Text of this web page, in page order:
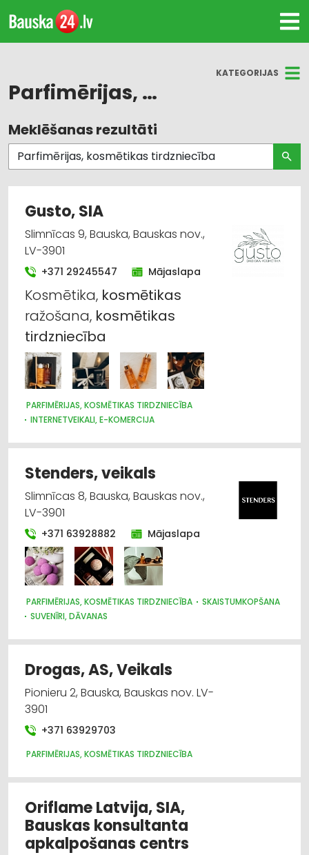
KATEGORIJAS
Parfimērijas, kosmētikas tirdzniecība
Visas nozares
Parfimērijas, kosmētikas tirdzniecība
Internetveikali, e-komercija
Parfimērijas, kosmētikas vairumtirdzniecība
Pārtikas piedevas, garšvielas, uztura
bagātinātāji
Suvenīri, dāvanas
Medicīnas tehnika, instrumenti, preces un
piederumi
Parfimērijas, kosmētikas ražošana
Agroķīmija, mēslošanas līdzekļi
Meklēšanas rezultāti
Gusto, SIA
Slimnīcas 9, Bauska, Bauskas nov.,
LV-3901
+371 29245547 Mājaslapa
Kosmētika, kosmētikas
ražošana, kosmētikas
tirdzniecība
PARFIMĒRIJAS, KOSMĒTIKAS TIRDZNIECĪBA
INTERNETVEIKALI, E-KOMERCIJA
Stenders, veikals
Slimnīcas 8, Bauska, Bauskas nov.,
LV-3901
+371 63928882 Mājaslapa
PARFIMĒRIJAS, KOSMĒTIKAS TIRDZNIECĪBA
SKAISTUMKOPŠANA
SUVENĪRI, DĀVANAS
Drogas, AS, Veikals
Pionieru 2, Bauska, Bauskas nov. LV-
3901
+371 63929703
PARFIMĒRIJAS, KOSMĒTIKAS TIRDZNIECĪBA
Oriflame Latvija, SIA,
Bauskas konsultanta
apkalpošanas centrs